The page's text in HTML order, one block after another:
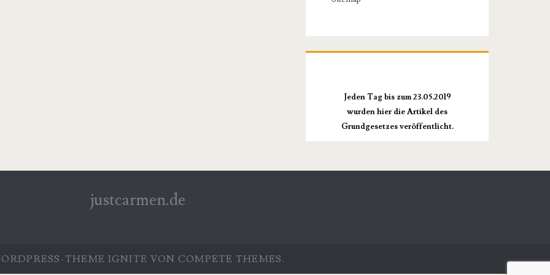
Jeden Tag bis zum 23.05.2019
wurden hier die Artikel des
Grundgesetzes veröffentlicht.
justcarmen.de
THEME IGNITE VON COMPETE THEMES.